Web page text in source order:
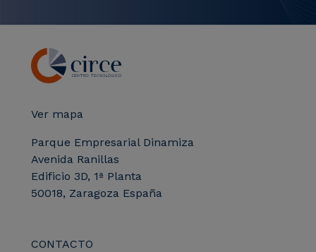
Ver mapa
Parque Empresarial Dinamiza
Avenida Ranillas
Edificio 3D, 1ª Planta
50018, Zaragoza España
CONTACTO